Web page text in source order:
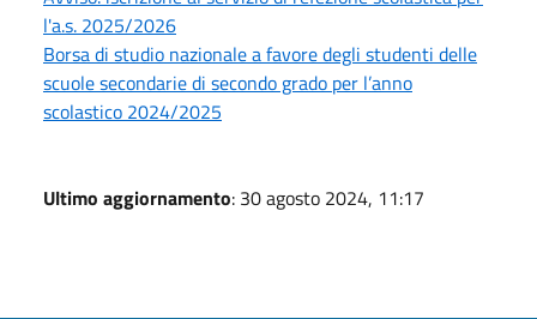
l'a.s. 2025/2026
Borsa di studio nazionale a favore degli studenti delle
scuole secondarie di secondo grado per l’anno
scolastico 2024/2025
Ultimo aggiornamento: 30 agosto 2024, 11:17